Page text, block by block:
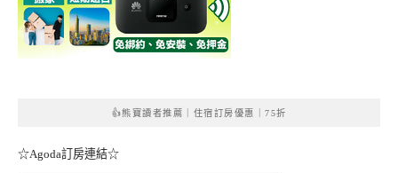
👍熊寶讀者推薦｜住宿訂房優惠｜75折
☆Agoda訂房連結☆